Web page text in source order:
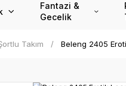
Fantazi &
Gecelik
Takım Beleng 2405